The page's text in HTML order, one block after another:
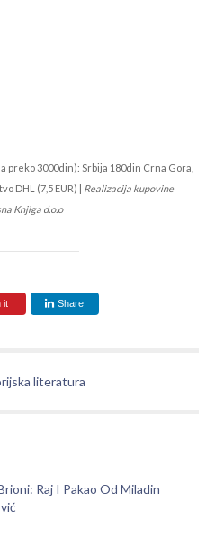
3000din): Srbija 180din Crna Gora,
DHL (7,5 EUR) | Realizacija kupovine
Knjiga d.o.o
it Share
literatura
Raj I Pakao Od Miladin